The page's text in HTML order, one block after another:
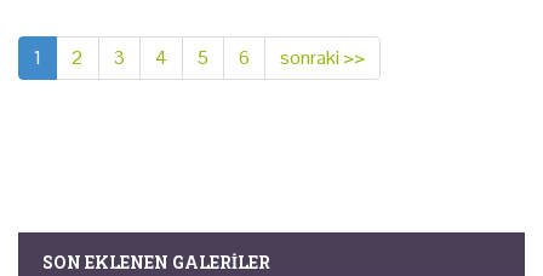
1 2 3 4 5 6 sonraki >>
SON EKLENEN GALERILER